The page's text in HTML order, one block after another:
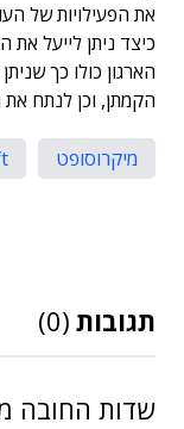
את הפעילויות של
כיצד ניתן לייעל
הארגון כולו כך
הקמתן, וכן לנתח את
מיקרוסופט
תגובות (0)
שדות החובה